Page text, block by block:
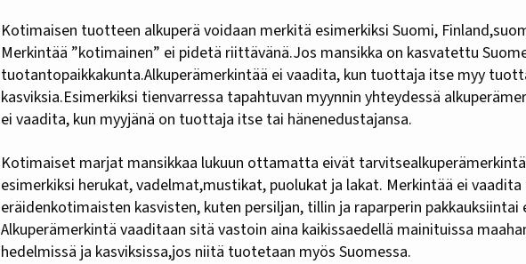
Kotimaisen tuotteen alkuperä voidaan merkitä esimerkiksi Suomi,
Merkintää ”kotimainen” ei pidetä riittävänä.Jos mansikka on kasvatettu
tuotantopaikkakunta.Alkuperämerkintää ei vaadita, kun tuottaja itse myy
kasviksia.Esimerkiksi tienvarressa tapahtuvan myynnin yhteydessä
ei vaadita, kun myyjänä on tuottaja itse tai hänenedustajansa.
Kotimaiset marjat mansikkaa lukuun ottamatta eivät
esimerkiksi herukat, vadelmat,mustikat, puolukat ja lakat. Merkintää ei vaadita
eräidenkotimaisten kasvisten, kuten persiljan, tillin ja raparperin pakkauksiintai
Alkuperämerkintä vaaditaan sitä vastoin aina kaikissaedellä mainituissa
hedelmissä ja kasviksissa,jos niitä tuotetaan myös Suomessa.